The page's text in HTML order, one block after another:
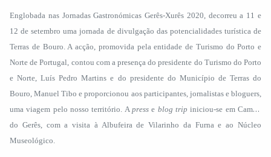
Englobada nas Jornadas Gastronómicas Gerês-Xurês 2020, decorreu a 11 e
12 de setembro uma jornada de divulgação das potencialidades turística de
Terras de Bouro. A acção, promovida pela entidade de Turismo do Porto e
Norte de Portugal, contou com a presença do presidente do Turismo do Porto
e Norte, Luís Pedro Martins e do presidente do Município de Terras do
Bouro, Manuel Tibo e proporcionou aos participantes, jornalistas e bloguers,
uma viagem pelo nosso território. A press e blog trip iniciou-se em Campo
do Gerês, com a visita à Albufeira de Vilarinho da Furna e ao Núcleo
Museológico.